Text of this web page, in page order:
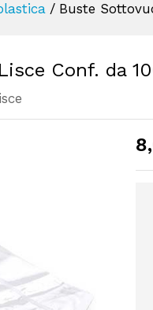
/ Buste
Conf. da